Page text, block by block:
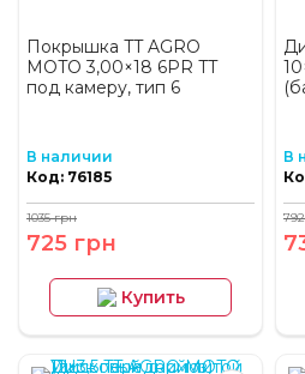
Покрышка TT AGRO
MOTO 3,00×18 6PR TT
под камеру, тип 6
В наличии
Код: 76185
725 грн
1035 грн
Купить
В